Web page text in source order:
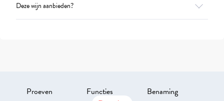
Deze wijn aanbieden?
Proeven Functies
Benaming